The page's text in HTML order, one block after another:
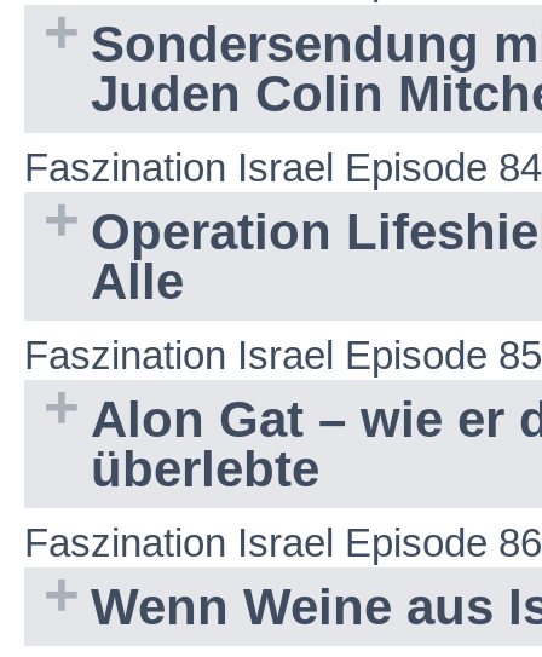
Sondersendung
Juden Colin
Faszination Israel Episode 84
Operation
Alle
Faszination Israel Episode 85
Alon Gat – wie er
überlebte
Faszination Israel Episode 86
Wenn Weine aus